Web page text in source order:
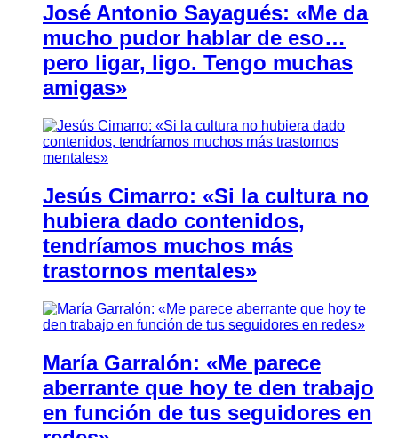
José Antonio Sayagués: «Me da
mucho pudor hablar de eso…
pero ligar, ligo. Tengo muchas
amigas»
Jesús Cimarro: «Si la cultura no
hubiera dado contenidos,
tendríamos muchos más
trastornos mentales»
María Garralón: «Me parece
aberrante que hoy te den trabajo
en función de tus seguidores en